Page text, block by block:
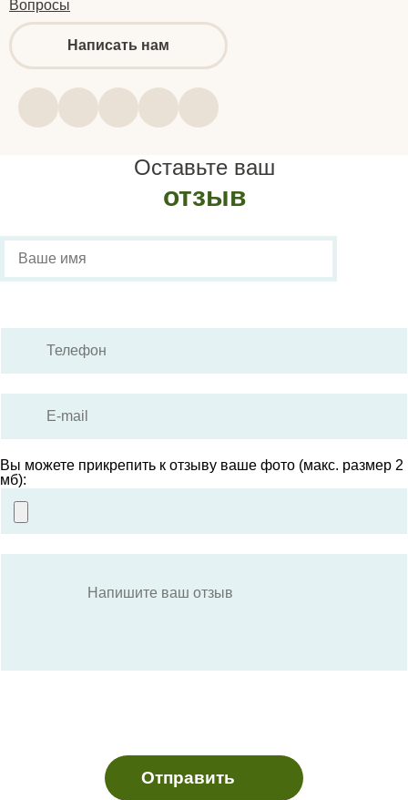
Вопросы
Написать нам
Оставьте ваш
отзыв
Вы можете прикрепить к отзыву ваше фото (макс. размер 2
мб):